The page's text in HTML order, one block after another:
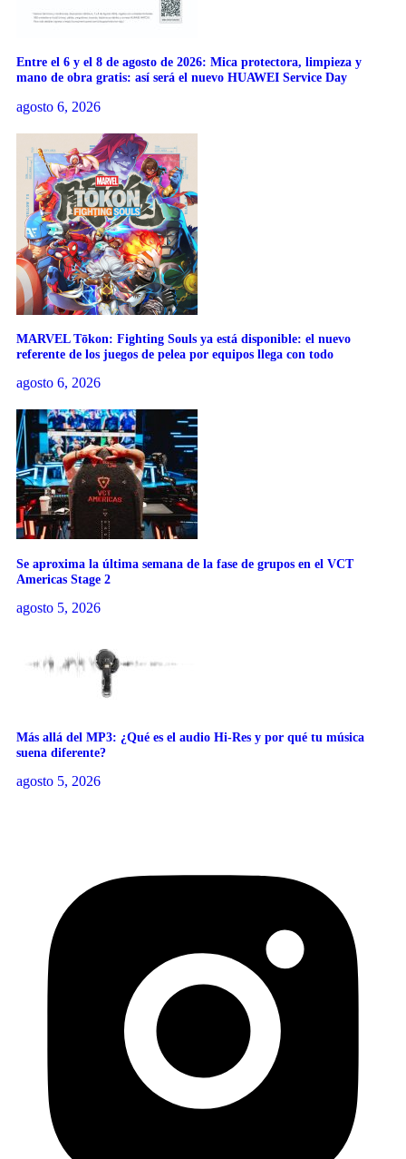
Entre el 6 y el 8 de agosto de 2026: Mica protectora, limpieza y
mano de obra gratis: así será el nuevo HUAWEI Service Day
agosto 6, 2026
MARVEL Tōkon: Fighting Souls ya está disponible: el nuevo
referente de los juegos de pelea por equipos llega con todo
agosto 6, 2026
Se aproxima la última semana de la fase de grupos en el VCT
Americas Stage 2
agosto 5, 2026
Más allá del MP3: ¿Qué es el audio Hi-Res y por qué tu música
suena diferente?
agosto 5, 2026